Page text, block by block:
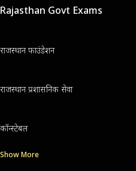
Rajasthan Govt Exams
राजस्थान फाउंडेशन
राजस्थान प्रशासनिक सेवा
कॉन्स्टेबल
Show More